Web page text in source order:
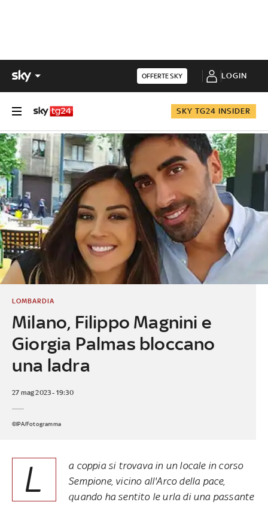
OFFERTE SKY LOGIN
SKY TG24 INSIDER
Milano, Filippo Magnini e
Giorgia Palmas bloccano
una ladra
LOMBARDIA
27 mag 2023 - 19:30
©IPA/Fotogramma
L
a coppia si trovava in un locale in corso
Sempione, vicino all'Arco della pace,
quando ha sentito le urla di una passante